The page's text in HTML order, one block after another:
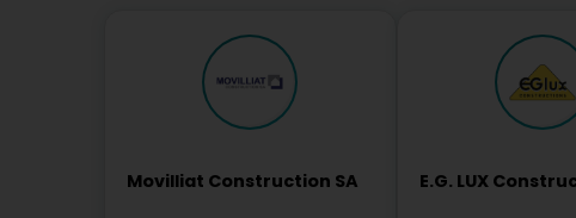
Movilliat Construction SA E.G. LUX